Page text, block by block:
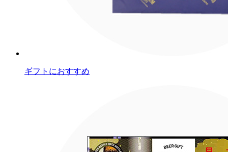
ギフトにおすすめ